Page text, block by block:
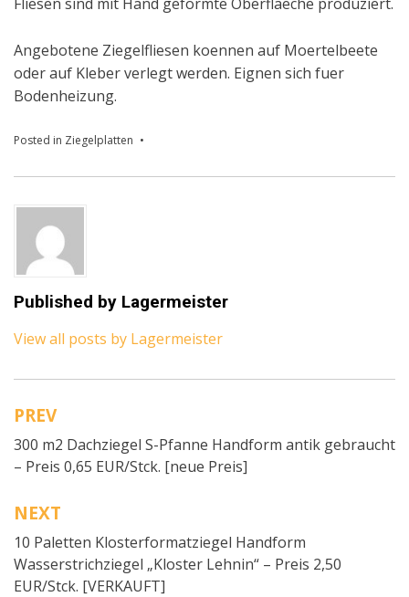
Angebotene Ziegelfliesen koennen auf Moertelbeete
oder auf Kleber verlegt werden. Eignen sich fuer
Bodenheizung.
Posted in Ziegelplatten
Published by Lagermeister
View all posts by Lagermeister
Beitragsnavigation
PREV
300 m2 Dachziegel S-Pfanne Handform antik gebraucht
– Preis 0,65 EUR/Stck. [neue Preis]
NEXT
10 Paletten Klosterformatziegel Handform
Wasserstrichziegel „Kloster Lehnin“ – Preis 2,50
EUR/Stck. [VERKAUFT]